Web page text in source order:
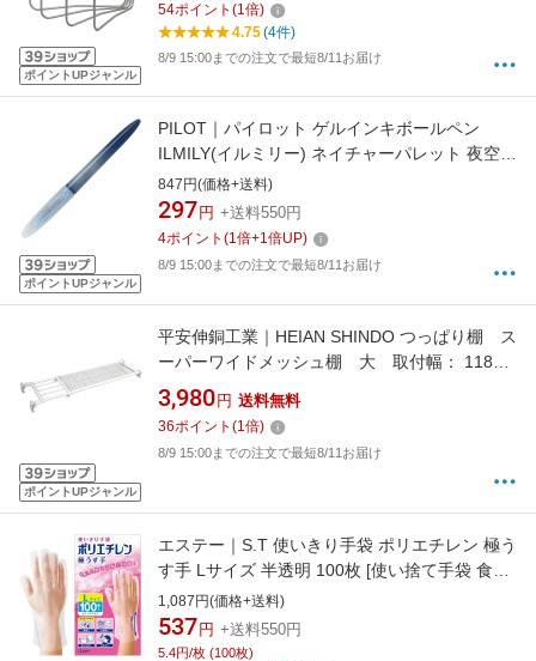
ポイントUPジャンル
54ポイント (1倍)
4.75(4件)
8/9 15:00までの注文で最短8/11お届け
ポイントUPジャンル
PILOT｜パイロット ゲルインキボールペン
ILMILY(イルミリー) ネイチャーパレット 夜空さ
んぽ LILNP-110-NP06 [1.0mm]
847円(価格+送料)
297 円 +送料550円
4ポイント (1倍+1倍UP)
8/9 15:00までの注文で最短8/11お届け
ポイントUPジャンル
平安伸銅工業｜HEIAN SHINDO つっぱり棚 ス
ーパーワイドメッシュ棚 大 取付幅： 118〜
190cm
3,980 円 送料無料
36ポイント (1倍)
8/9 15:00までの注文で最短8/11お届け
エステー｜S.T 使いきり手袋 ポリエチレン 極う
す手 Lサイズ 半透明 100枚 [使い捨て手袋 食品
衛生法適合 左右両用タイプ 調理 掃除 衛生対策
毛染め] 半透明
1,087円(価格+送料)
537 円 +送料550円
5.4円/枚 (100枚)